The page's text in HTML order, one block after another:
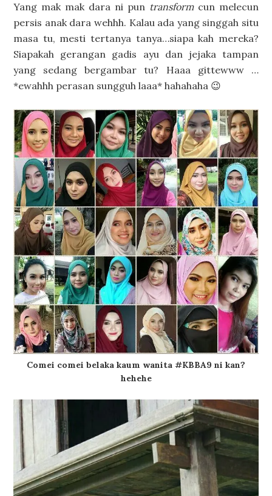
Yang mak mak dara ni pun transformcun melecun
persis anak dara wehhh. Kalau ada yang singgah situ
masa tu, mesti tertanya tanya…siapa kah mereka?
Siapakah gerangan gadis ayu dan jejaka tampan
yang sedang bergambar tu? Haaa gittewww …
*ewahhh perasan sungguh laaa* hahahaha 😉
Comei comei belaka kaum wanita #KBBA9 ni kan?
hehehe